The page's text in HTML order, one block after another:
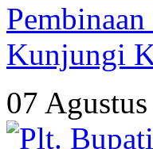
Kunjungi
07